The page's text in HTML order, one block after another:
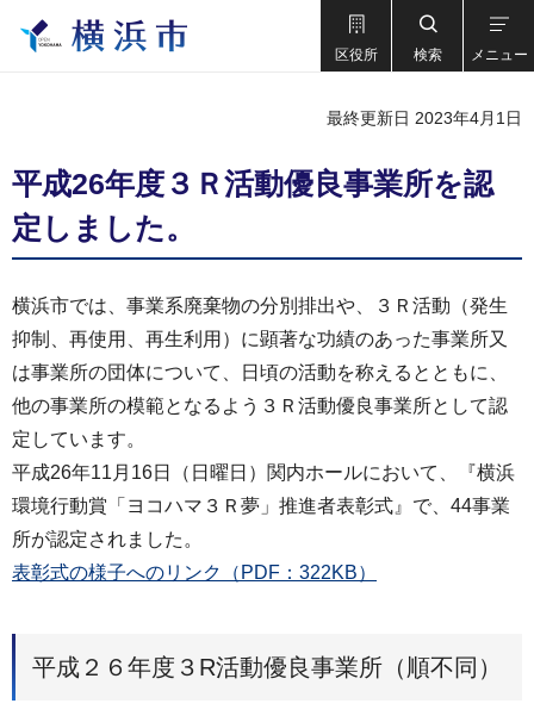
区役所 検索 メニュー
最終更新日 2023年4月1日
平成26年度３Ｒ活動優良事業所を認
定しました。
横浜市では、事業系廃棄物の分別排出や、３Ｒ活動（発生
抑制、再使用、再生利用）に顕著な功績のあった事業所又
は事業所の団体について、日頃の活動を称えるとともに、
他の事業所の模範となるよう３Ｒ活動優良事業所として認
定しています。
平成26年11月16日（日曜日）関内ホールにおいて、『横浜
環境行動賞「ヨコハマ３Ｒ夢」推進者表彰式』で、44事業
所が認定されました。
表彰式の様子へのリンク（PDF：322KB）
平成２６年度３R活動優良事業所（順不同）